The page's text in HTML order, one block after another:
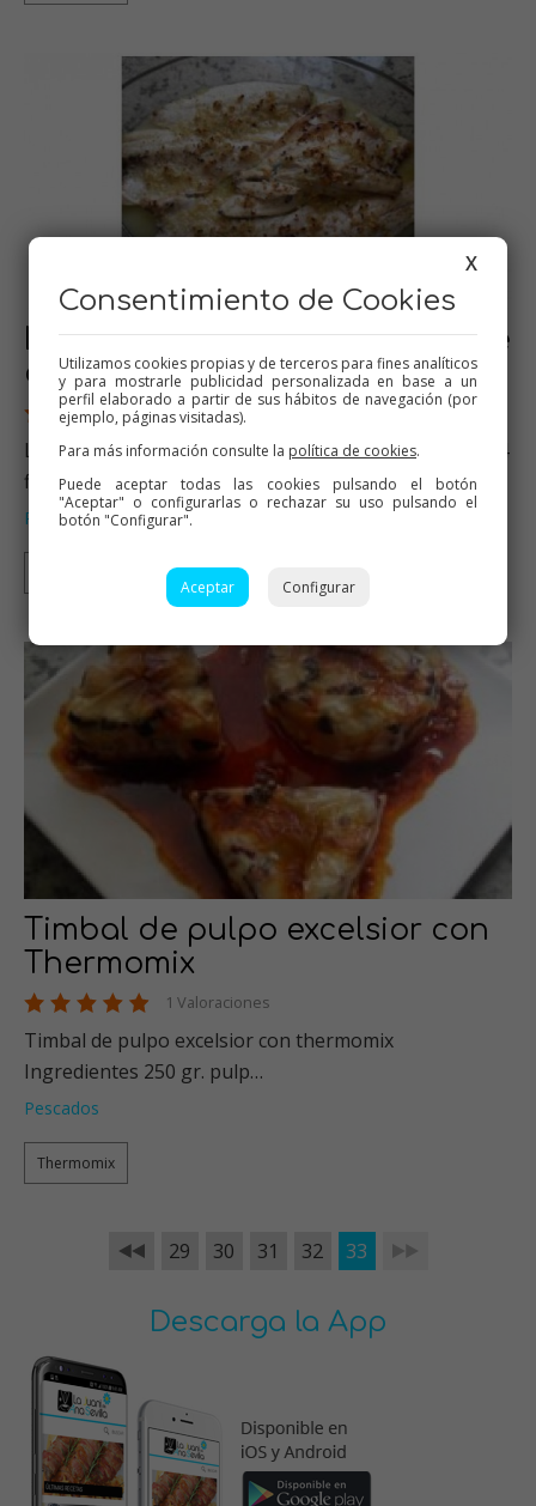
Lubina o dorada en escabeche
especial
1 Valoraciones
Lubina o dorada en escabeche especial Ingredientes 4
filetes de lubin…
Pescados
Timbal de pulpo excelsior con
Thermomix
1 Valoraciones
Timbal de pulpo excelsior con thermomix
Ingredientes 250 gr. pulp…
Pescados
Thermomix
29 30 31 32 33
Descarga la App
X
Consentimiento de Cookies
Utilizamos cookies propias y de terceros para fines analíticos
y para mostrarle publicidad personalizada en base a un
perfil elaborado a partir de sus hábitos de navegación (por
ejemplo, páginas visitadas).
Para más información consulte la política de cookies.
Puede aceptar todas las cookies pulsando el botón
"Aceptar" o configurarlas o rechazar su uso pulsando el
botón "Configurar".
Aceptar Configurar